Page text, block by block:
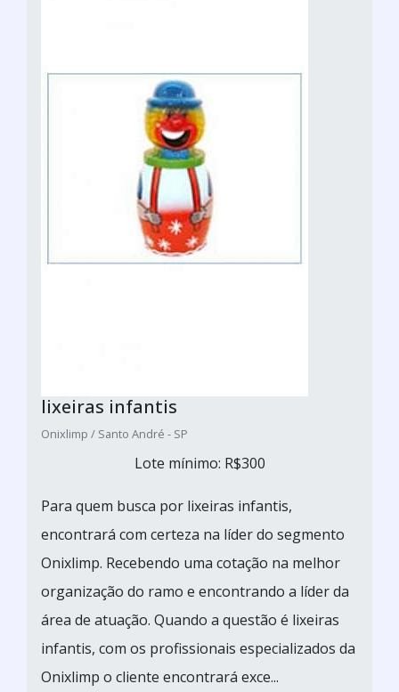
lixeiras infantis
Onixlimp / Santo André - SP
Lote mínimo: R$300
Para quem busca por lixeiras infantis,
encontrará com certeza na líder do segmento
Onixlimp. Recebendo uma cotação na melhor
organização do ramo e encontrando a líder da
área de atuação. Quando a questão é lixeiras
infantis, com os profissionais especializados da
Onixlimp o cliente encontrará exce...